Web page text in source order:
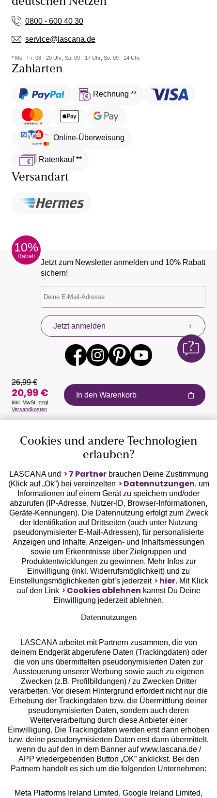
0800 - 600 40 30
service@lascana.de
* Mo - Fr: 08 - 20 Uhr; Sa: 09 - 17 Uhr; So: 09 - 14 Uhr.
Zahlarten
Rechnung **
Online-Überweisung
Ratenkauf **
Versandart
10%
Rabatt
Jetzt zum Newsletter anmelden und 10% Rabatt
sichern!
Jetzt anmelden
Auszeichnungen
Geprüfte Sicherheit
Unsere Apps
Services
Beratung
Über uns
Rechtliches
26,99 €
20,99 €
inkl. MwSt. zzgl.
Versandkosten
In den Warenkorb
Cookies und andere Technologien
erlauben?
LASCANA und 7 Partnerbrauchen Deine Zustimmung
(Klick auf „Ok”) bei vereinzelten
Datennutzungen, um
Informationen auf einem Gerät zu speichern und/oder
abzurufen (IP-Adresse, Nutzer-ID, Browser-Informationen,
Geräte-Kennungen). Die Datennutzung erfolgt zum Zweck
der Identifikation auf Drittseiten (auch unter Nutzung
pseudonymisierter E-Mail-Adressen), für personalisierte
Anzeigen und Inhalte, Anzeigen- und Inhaltsmessungen
sowie um Erkenntnisse über Zielgruppen und
Produktentwicklungen zu gewinnen. Mehr Infos zur
Einwilligung (inkl. Widerrufsmöglichkeit) und zu
Einstellungsmöglichkeiten gibt’s jederzeit
hier. Mit Klick
auf den Link
Cookies ablehnen kannst Du Deine
Einwilligung jederzeit ablehnen.
Datennutzungen
LASCANA arbeitet mit Partnern zusammen, die von
deinem Endgerät abgerufene Daten (Trackingdaten) oder
die von uns übermittelten pseudonymisierten Daten zur
Aussteuerung unserer Werbung sowie auch zu eigenen
Zwecken (z.B. Profilbildungen) / zu Zwecken Dritter
verarbeiten. Vor diesem Hintergrund erfordert nicht nur die
Erhebung der Trackingdaten bzw. die Übermittlung deiner
pseudonymisierten Daten, sondern auch deren
Weiterverarbeitung durch diese Anbieter einer
Einwilligung. Die Trackingdaten werden erst dann erhoben
bzw. deine pseudonymisierten Daten erst dann übermittelt,
wenn du auf den in dem Banner auf www.lascana.de /
APP wiedergebenden Button „OK” anklickst. Bei den
Partnern handelt es sich um die folgenden Unternehmen:
Meta Platforms Ireland Limited, Google Ireland Limited,